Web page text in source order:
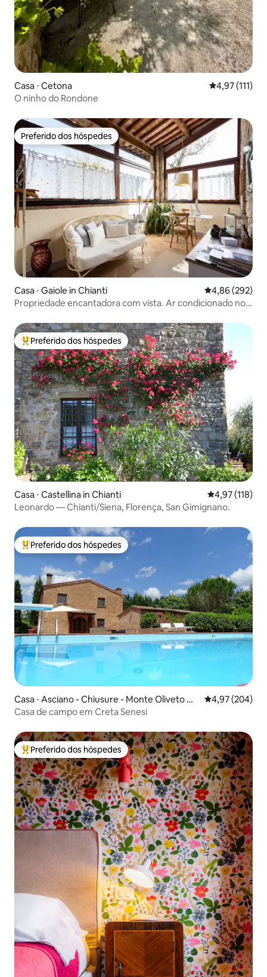
Casa ⋅ Cetona 4,97 de uma
4,97 (111)
O ninho do Rondone
Preferido dos hóspedes
Preferido dos hóspedes
Casa ⋅ Gaiole in Chianti 4,86 de uma
4,86 (292)
Propriedade encantadora com vista. Ar condicionado nos
Entre os melhores preferidos dos hóspedes
Preferido dos hóspedes
Casa ⋅ Castellina in Chianti 4,97 de uma
4,97 (118)
Leonardo — Chianti/Siena, Florença, San Gimignano.
Entre os melhores preferidos dos hóspedes
Preferido dos hóspedes
Casa ⋅ Asciano - Chiusure - Monte Oliveto Ma
ggiore
4,97 de uma
4,97 (204)
Casa de campo em Creta Senesi
Entre os melhores preferidos dos hóspedes
Preferido dos hóspedes